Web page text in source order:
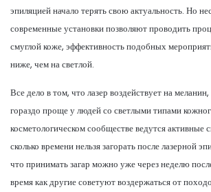
эпиляцией начало терять свою актуальность. Но
современные установки позволяют проводить
смуглой коже, эффективность подобных
ниже, чем на светлой.
Все дело в том, что лазер воздействует на
гораздо проще у людей со светлыми типами
косметологическом сообществе ведутся активные
сколько времени нельзя загорать после лазерной
что принимать загар можно уже через неделю
время как другие советуют воздержаться от